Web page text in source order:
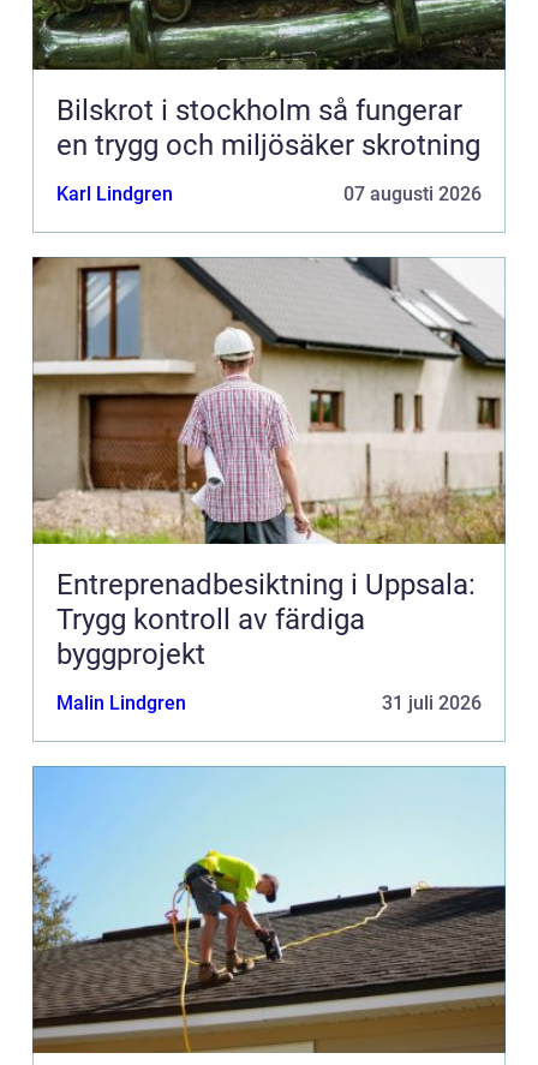
Bilskrot i stockholm så fungerar
en trygg och miljösäker skrotning
Karl Lindgren 07 augusti 2026
Entreprenadbesiktning i Uppsala:
Trygg kontroll av färdiga
byggprojekt
Malin Lindgren 31 juli 2026